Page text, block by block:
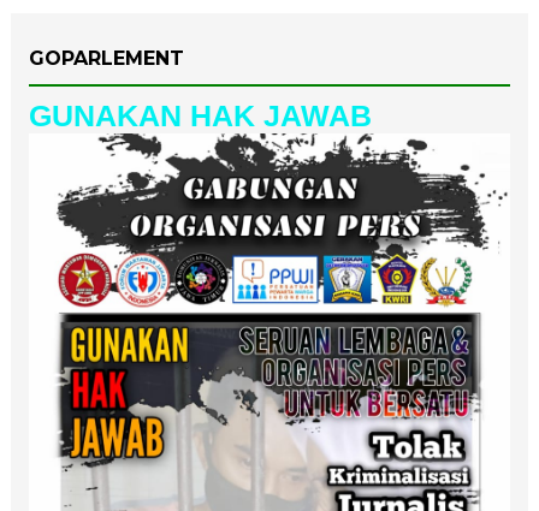
GOPARLEMENT
GUNAKAN HAK JAWAB